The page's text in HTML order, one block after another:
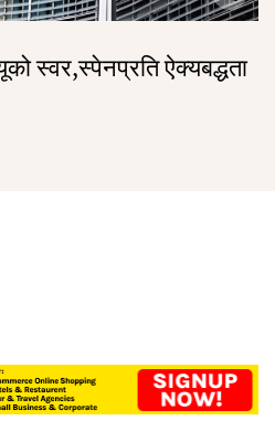
स्वर,स्पेनप्रति ऐक्यबद्धता